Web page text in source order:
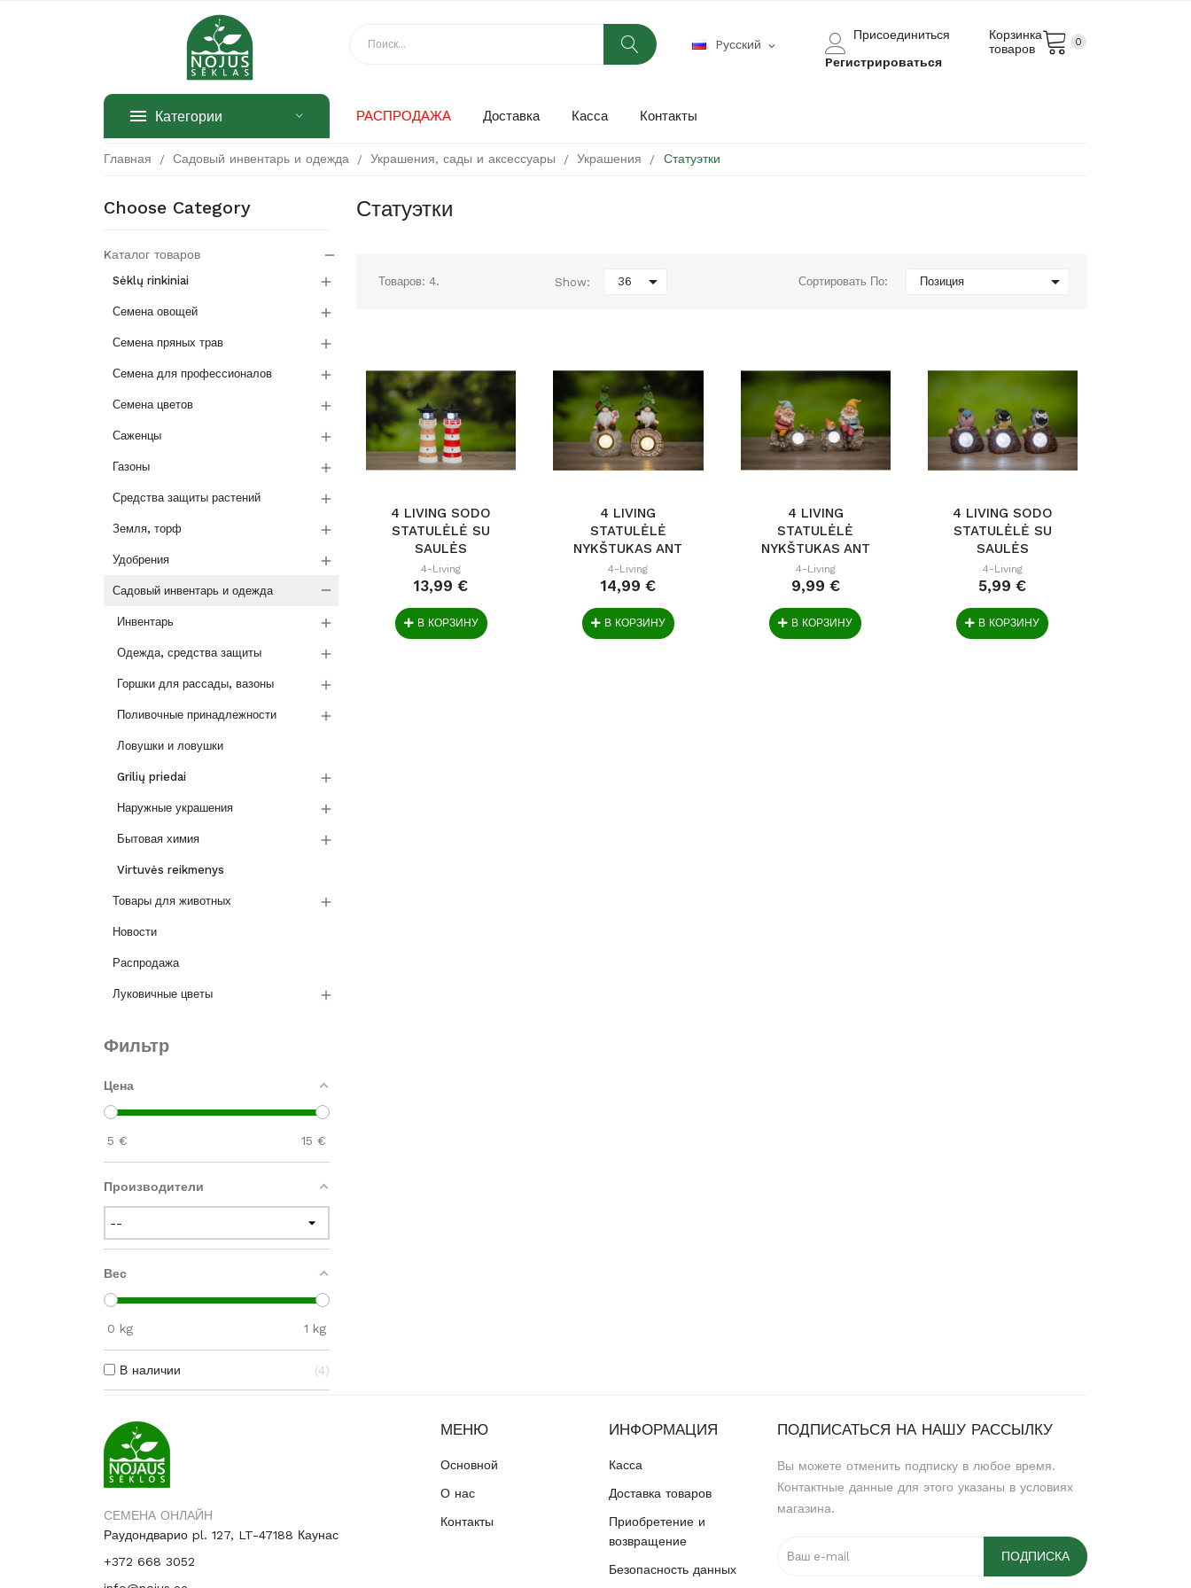
Корзинка
товаров
0
Присоединиться
Pегистрироваться
Pусский expand_more
Категории РАСПРОДАЖА Доставка Касса Контакты
Главная Садовый инвентарь и одежда Украшения, сады и аксессуары Украшения Статуэтки
Choose Category
Kаталог товаров 
Sėklų rinkiniai 
Семена овощей 
Семена пряных трав 
Семена для профессионалов 
Семена цветов 
Саженцы 
Газоны 
Средства защиты растений 
Земля, торф 
Удобрения 
Садовый инвентарь и одежда 
Инвентарь 
Одежда, средства защиты 
Горшки для рассады, вазоны 
Поливочные принадлежности 
Ловушки и ловушки
Grilių priedai 
Наружные украшения 
Бытовая химия 
Virtuvės reikmenys
Товары для животных 
Новости
Распродажа
Луковичные цветы 
Фильтр
Цена
5 € 15 €
Производители
Вес
0 kg 1 kg
В наличии 4
Статуэтки
Товаров: 4. Show: 36  Сортировать По: Позиция 
4 LIVING SODO
STATULĖLĖ SU
SAULĖS
ŠVIESTUVU...
4-Living
13,99 €
В КОРЗИНУ
4 LIVING
STATULĖLĖ
NYKŠTUKAS ANT
AKMENS SU...
4-Living
14,99 €
В КОРЗИНУ
4 LIVING
STATULĖLĖ
NYKŠTUKAS ANT
KELMO SU...
4-Living
9,99 €
В КОРЗИНУ
4 LIVING SODO
STATULĖLĖ SU
SAULĖS
ŠVIESTUVU...
4-Living
5,99 €
В КОРЗИНУ
СЕМЕНА ОНЛАЙН
Раудондварио pl. 127, LT-47188 Каунас
+372 668 3052
МЕНЮ
Основной
О нас
Контакты
ИНФОРМАЦИЯ
Касса
Доставка товаров
Приобретение и
возвращение
Безопасность данных
ПОДПИСАТЬСЯ НА НАШУ РАССЫЛКУ
Вы можете отменить подписку в любое время.
Контактные данные для этого указаны в условиях
магазина.